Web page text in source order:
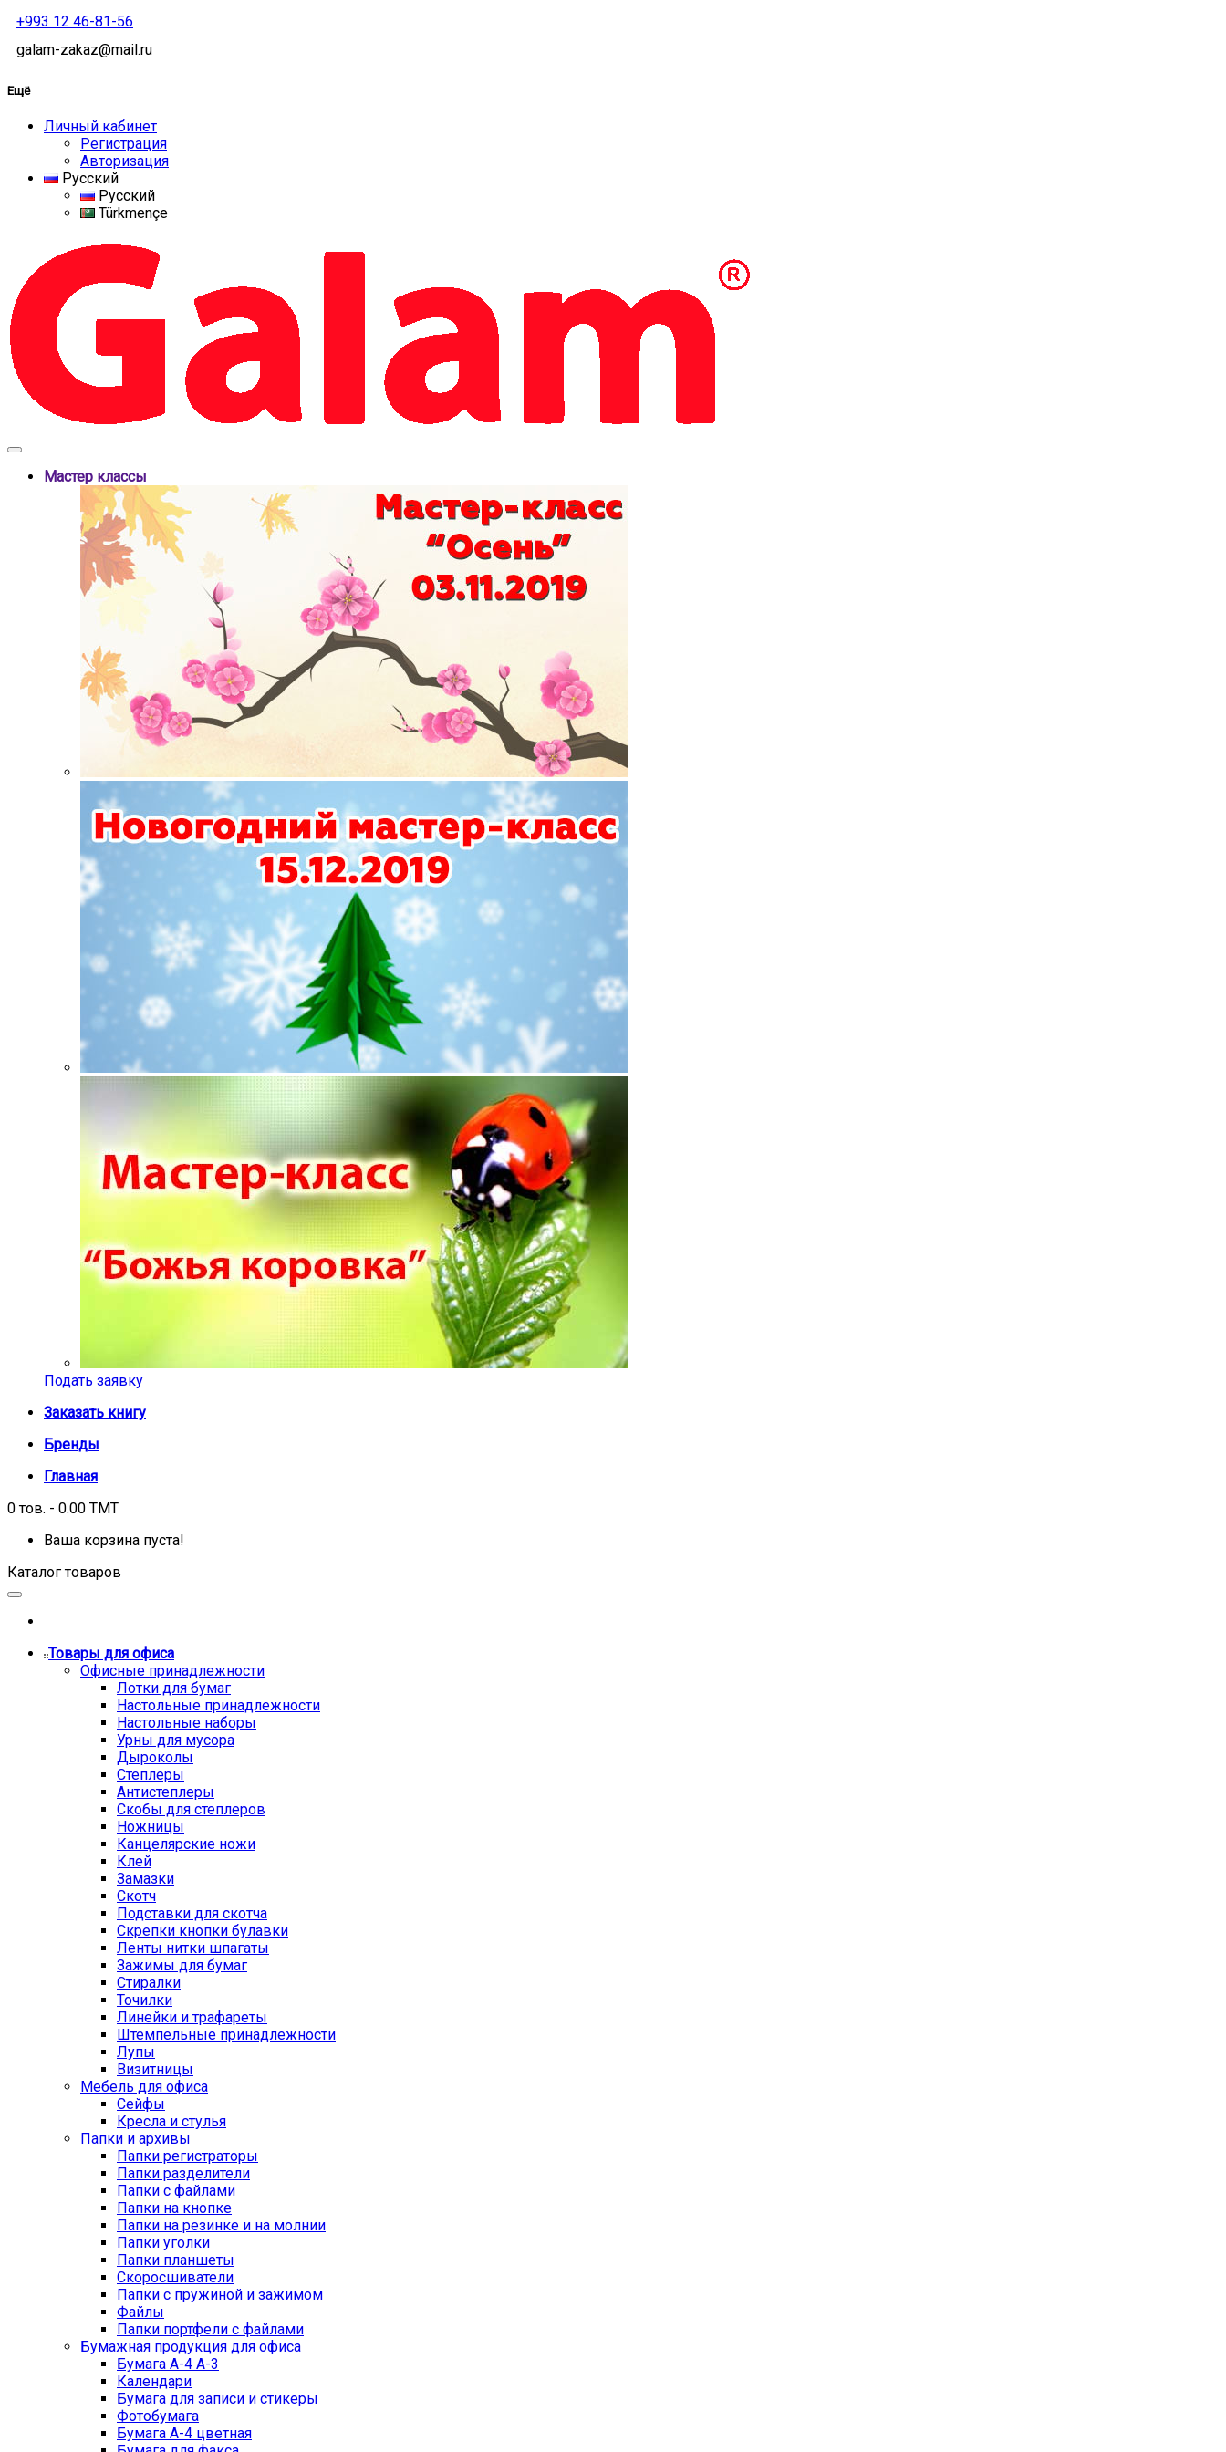
+993 12 46-81-56
galam-zakaz@mail.ru
Ещё
Личный кабинет
Регистрация
Авторизация
Русский
Русский
Türkmençe
Мастер классы
Подать заявку
Заказать книгу
Бренды
Главная
0 тов. - 0.00 TMT
Ваша корзина пуста!
Каталог товаров
Товары для офиса
Офисные принадлежности
Лотки для бумаг
Настольные принадлежности
Настольные наборы
Урны для мусора
Дыроколы
Степлеры
Антистеплеры
Скобы для степлеров
Ножницы
Канцелярские ножи
Клей
Замазки
Скотч
Подставки для скотча
Скрепки кнопки булавки
Ленты нитки шпагаты
Зажимы для бумаг
Стиралки
Точилки
Линейки и трафареты
Штемпельные принадлежности
Лупы
Визитницы
Мебель для офиса
Сейфы
Кресла и стулья
Папки и архивы
Папки регистраторы
Папки разделители
Папки с файлами
Папки на кнопке
Папки на резинке и на молнии
Папки уголки
Папки планшеты
Скоросшиватели
Папки с пружиной и зажимом
Файлы
Папки портфели с файлами
Бумажная продукция для офиса
Бумага А-4 А-3
Календари
Бумага для записи и стикеры
Фотобумага
Бумага А-4 цветная